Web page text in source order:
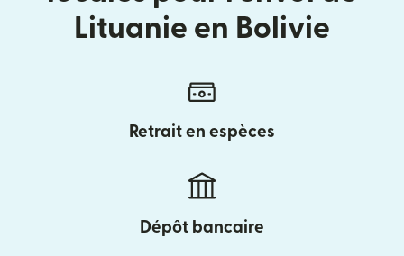
Lituanie en Bolivie
Retrait en espèces
Dépôt bancaire